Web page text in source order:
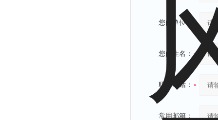
您的单位：
您的姓名：
联系电话：
常用邮箱：